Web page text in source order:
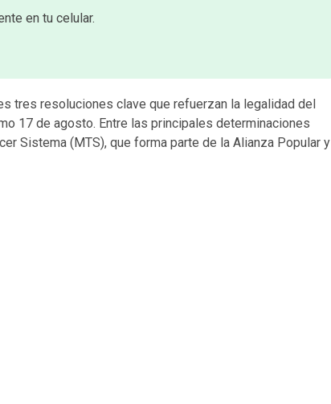
en tu celular.
tres resoluciones clave que refuerzan la legalidad del
17 de agosto. Entre las principales determinaciones
Sistema (MTS), que forma parte de la Alianza Popular y